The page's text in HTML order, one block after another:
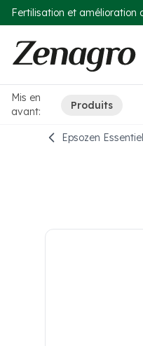
Fertilisation et amélioration
Mis en
avant:
Produits
Epsozen Essentiel